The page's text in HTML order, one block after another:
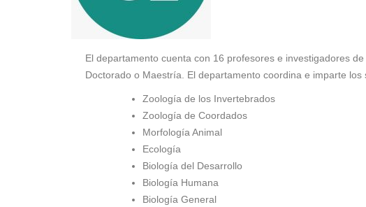
El departamento cuenta con 16 profesores e investigadores
Doctorado o Maestría. El departamento coordina e imparte
Zoología de los Invertebrados
Zoología de Coordados
Morfología Animal
Ecología
Biología del Desarrollo
Biología Humana
Biología General